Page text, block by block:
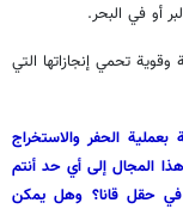
أو في البحر.
تحمي إنجازاتها التي
الحفر والاستخراج
المجال إلى أي حد أنتم
في حقل قانا؟ وهل يمكن